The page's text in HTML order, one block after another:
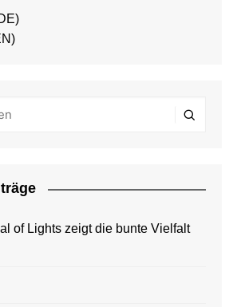
of Lights zeigt die bunte Vielfalt